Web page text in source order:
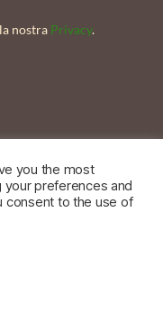
nostra Privacy.
you the most
preferences and
consent to the use of